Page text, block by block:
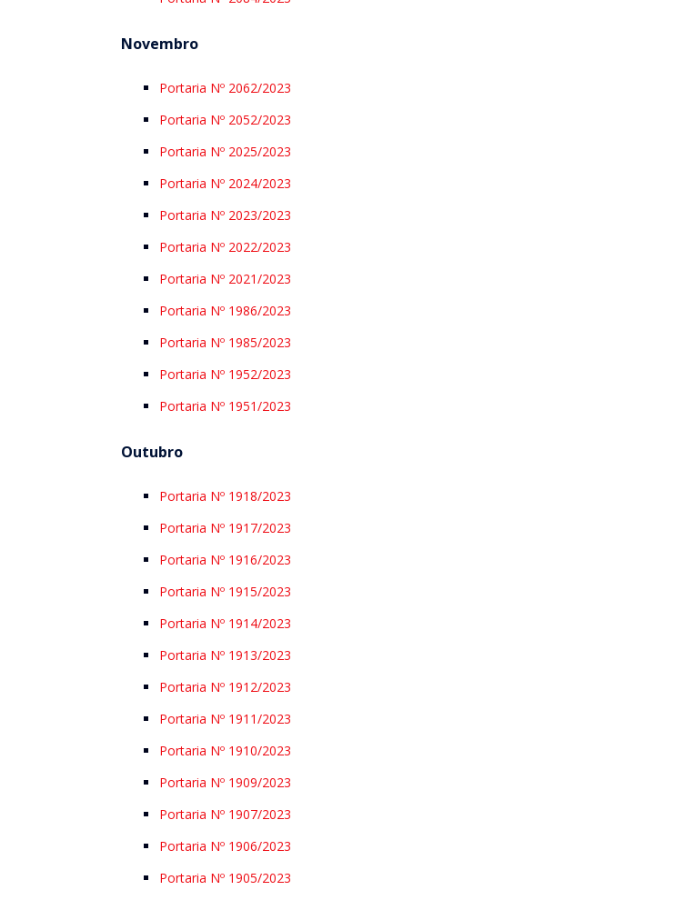
Novembro
Portaria Nº 2062/2023
Portaria Nº 2052/2023
Portaria Nº 2025/2023
Portaria Nº 2024/2023
Portaria Nº 2023/2023
Portaria Nº 2022/2023
Portaria Nº 2021/2023
Portaria Nº 1986/2023
Portaria Nº 1985/2023
Portaria Nº 1952/2023
Portaria Nº 1951/2023
Outubro
Portaria Nº 1918/2023
Portaria Nº 1917/2023
Portaria Nº 1916/2023
Portaria Nº 1915/2023
Portaria Nº 1914/2023
Portaria Nº 1913/2023
Portaria Nº 1912/2023
Portaria Nº 1911/2023
Portaria Nº 1910/2023
Portaria Nº 1909/2023
Portaria Nº 1907/2023
Portaria Nº 1906/2023
Portaria Nº 1905/2023